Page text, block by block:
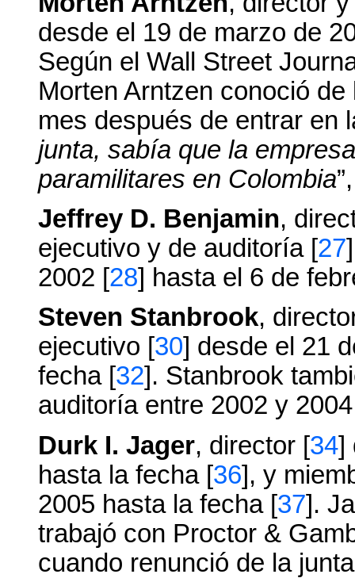
desde el 19 de marzo de
Según el Wall Street
Morten Arntzen conoció
mes después de entrar en
junta, sabía que la
paramilitares en Colombia
Jeffrey D. Benjamin,
ejecutivo y de auditoría [27
2002 [28] hasta el 6 de
Steven Stanbrook,
ejecutivo [30] desde el 21
fecha [32]. Stanbrook
auditoría entre 2002 y
Durk I. Jager, director [34]
hasta la fecha [36], y
2005 hasta la fecha [37].
trabajó con Proctor &
cuando renunció de la